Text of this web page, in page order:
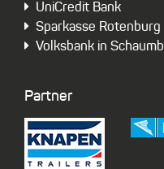
UniCredit Bank
Sparkasse
Volksbank in
Partner